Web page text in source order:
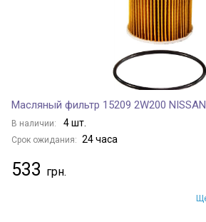
Масляный фильтр 15209 2W200 NISSAN
В наличии: 4 шт.
Срок ожидания: 24 часа
533